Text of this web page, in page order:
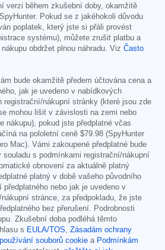
verzi během zkušební doby, okamžitě
Pokud se z jakéhokoli důvodu
poplatek, který jste si přáli provést
systému), můžete zrušit platbu a
obdržet plnou náhradu. Viz Často
bude okamžitě předem účtována cena a
jak je uvedeno v nabídkových
registrační/nákupní stránky (které jsou zde
mohou lišit v závislosti na zemi nebo
nákupu), pokud jste předplatné včas
na pololetní ceně $79.98 (SpyHunter
Mac). Vámi zakoupené předplatné bude
souladu s podmínkami registrační/nákupní
obnovení za aktuálně platný
platný v době vašeho původního
předplatného nebo jak je uvedeno v
stránce, za předpokladu, že jste
bez přerušení. Podrobnosti
Zkušební doba podléhá těmto
s EULA/TOS, Zásadám ochrany
souborů cookie a Podmínkám